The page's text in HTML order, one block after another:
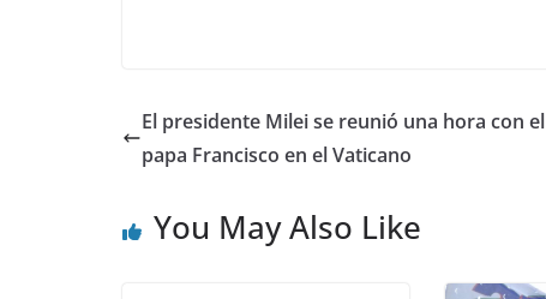
El presidente Milei se reunió una hora con el
papa Francisco en el Vaticano
You May Also Like